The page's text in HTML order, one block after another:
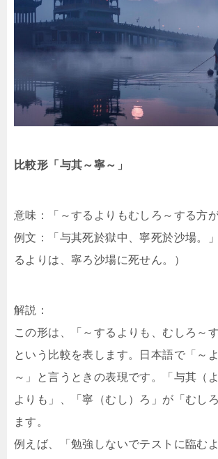
比較形「与其～寧～」
意味：「～するよりもむしろ～する方が
例文：「与其死於獄中、寧死於沙場。
るよりは、寧ろ沙場に死せん。）
解説：
この形は、「～するよりも、むしろ～
という比較を表します。日本語で「～
～」と言うときの表現です。「与其（
よりも」、「寧（むし）ろ」が「むし
ます。
例えば、「勉強しないでテストに臨む